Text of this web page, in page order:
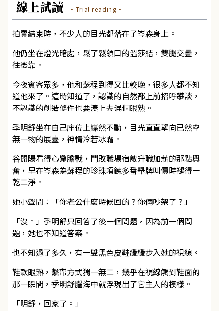
線上試讀 ·Trial reading·
拍賣結束時，不少人的目光都落在了岑森身上。
他仍坐在燈光暗處，鬆了鬆領口的溫莎結，雙腿交疊，
往後靠。
今夜賓客眾多，他和蘇程到得又比較晚，很多人都不知
道他來了。這時知道了，認識的自然都上前招呼攀談，
不認識的創造條件也要湊上去混個眼熟。
季明舒坐在自己座位上巋然不動，目光直直望向已然空
無一物的展臺，神情冷若冰霜。
谷開陽看得心驚膽戰，鬥敗職場宿敵升職加薪的那點興
奮，早在岑森為蘇程的珍珠項鍊多番舉牌叫價時褪得一
乾二淨。
她小聲問：「你老公什麼時候回的？你倆吵架了？」
「沒。」季明舒只回答了後一個問題，因為前一個問
題，她也不知道答案。
也不知過了多久，有一雙黑色皮鞋緩緩步入她的視線。
鞋款眼熟，繫帶方式獨一無二，幾乎在視線觸到鞋面的
那一瞬間，季明舒腦海中就浮現出了它主人的模樣。
「明舒，回家了。」